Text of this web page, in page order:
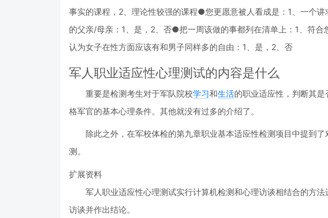
事实的课程，2、理论性较强的课程●您更愿意被人看成是：1、一个
的父亲/母亲：1、是，2、否●把一周该做的事都列在清单上：1、符
认为女子在性方面应该有和男子同样多的自由：1、是，2、否
军人职业适应性心理测试的内容是什么
重要是检测考生对于军队院校学习和生活的职业适应性，判断其
格军官的基本心理条件。其他就没有过多的介绍了。
除此之外，在军校体检的第九章职业基本适应性检测项目中提到
测。
扩展资料
军人职业适应性心理测试实行计算机检测和心理访谈相结合的方
访谈并作出结论。